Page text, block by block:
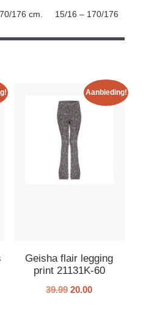
176 cm. 15/16 – 170/176
Aanbieding!
Geisha flair legging
print 21131K-60
39.99 20.00